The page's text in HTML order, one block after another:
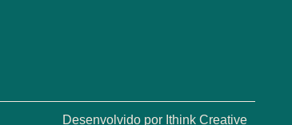
Desenvolvido por Ithink Creative